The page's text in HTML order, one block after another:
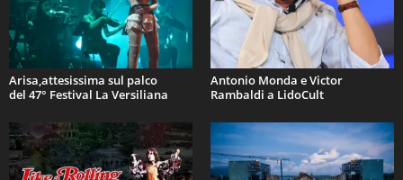
Arisa,attesissima sul palco
del 47° Festival La Versiliana
Antonio Monda e Victor
Rambaldi a LidoCult